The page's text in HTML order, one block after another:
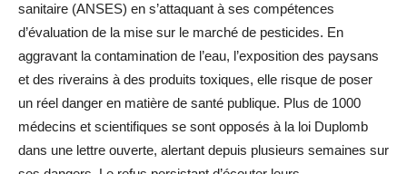
sanitaire (ANSES) en s’attaquant à ses compétences
d’évaluation de la mise sur le marché de pesticides. En
aggravant la contamination de l’eau, l’exposition des paysans
et des riverains à des produits toxiques, elle risque de poser
un réel danger en matière de santé publique. Plus de 1000
médecins et scientifiques se sont opposés à la loi Duplomb
dans une lettre ouverte, alertant depuis plusieurs semaines sur